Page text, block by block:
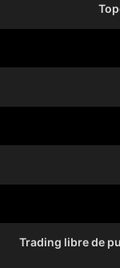
Trading libre de